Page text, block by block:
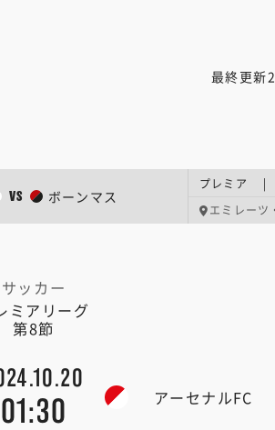
最終更新
VS ボーンマス
プレミア |
エミレーツ
サッカー
ミアリーグ
第8節
01:30 アーセナルFC